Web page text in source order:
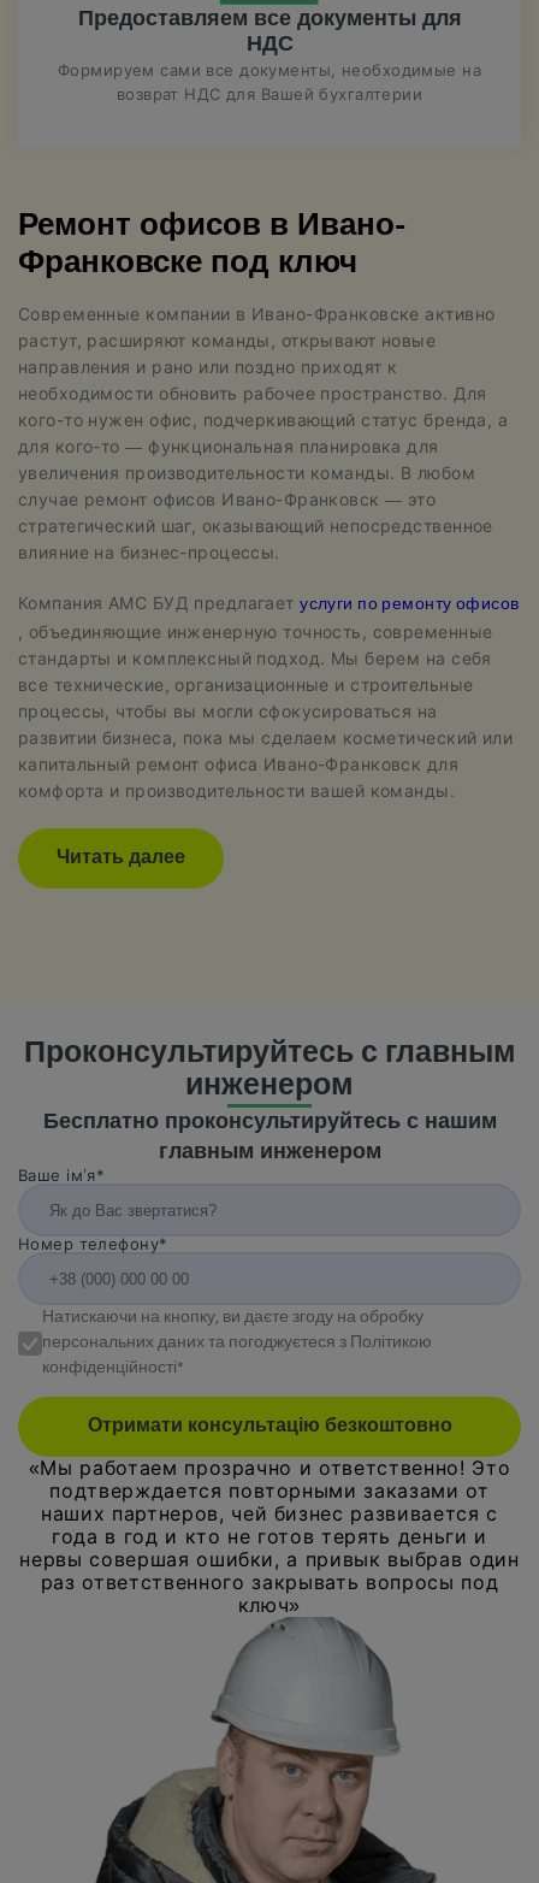
Предоставляем все документы для
НДС
Формируем сами все документы, необходимые на
возврат НДС для Вашей бухгалтерии
Ремонт офисов в Ивано-
Франковске под ключ
Современные компании в Ивано-Франковске активно
растут, расширяют команды, открывают новые
направления и рано или поздно приходят к
необходимости обновить рабочее пространство. Для
кого-то нужен офис, подчеркивающий статус бренда, а
для кого-то — функциональная планировка для
увеличения производительности команды. В любом
случае ремонт офисов Ивано-Франковск — это
стратегический шаг, оказывающий непосредственное
влияние на бизнес-процессы.
Компания АМС БУД предлагаетуслуги по ремонту офисов
, объединяющие инженерную точность, современные
стандарты и комплексный подход. Мы берем на себя
все технические, организационные и строительные
процессы, чтобы вы могли сфокусироваться на
развитии бизнеса, пока мы сделаем косметический или
капитальный ремонт офиса Ивано-Франковск для
комфорта и производительности вашей команды.
Читать далее
Проконсультируйтесь с главным
инженером
Бесплатно проконсультируйтесь с нашим
главным инженером
Ваше ім’я*
Номер телефону*
Натискаючи на кнопку, ви даєте згоду на обробку
персональних даних та погоджуєтеся з Політикою
конфіденційності*
Отримати консультацію безкоштовно
«Мы работаем прозрачно и ответственно! Это
подтверждается повторными заказами от
наших партнеров, чей бизнес развивается с
года в год и кто не готов терять деньги и
нервы совершая ошибки, а привык выбрав один
раз ответственного закрывать вопросы под
ключ»